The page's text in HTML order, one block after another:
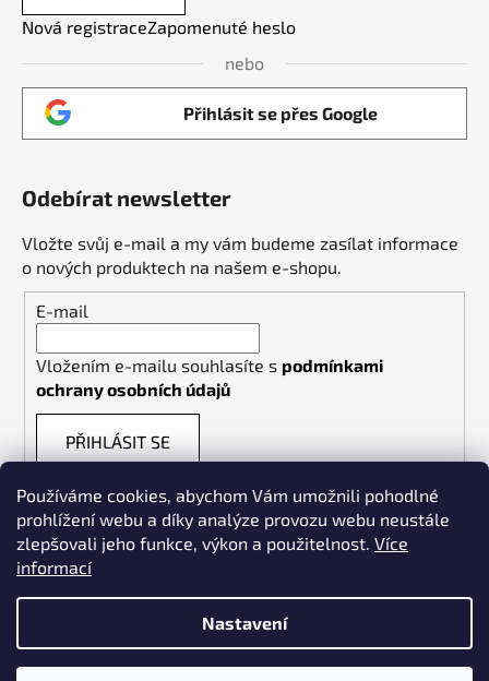
Používáme cookies, abychom Vám umožnili pohodlné
prohlížení webu a díky analýze provozu webu neustále
zlepšovali jeho funkce, výkon a použitelnost. Více
informací
Nastavení
Nová registraceZapomenuté heslo
nebo
Přihlásit se přes Google
Odebírat newsletter
Vložte svůj e-mail a my vám budeme zasílat informace
o nových produktech na našem e-shopu.
E-mail
Vložením e-mailu souhlasíte s podmínkami
ochrany osobních údajů
PŘIHLÁSIT SE